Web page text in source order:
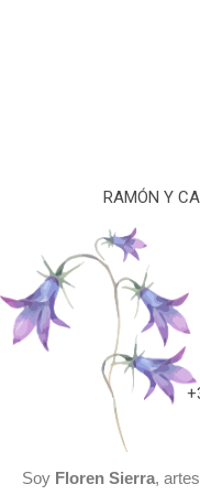
RAMÓN Y
Soy Floren Sierra,